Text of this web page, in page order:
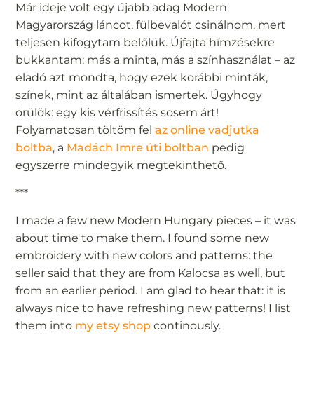
Már ideje volt egy újabb adag Modern
Magyarország láncot, fülbevalót csinálnom, mert
teljesen kifogytam belőlük. Újfajta hímzésekre
bukkantam: más a minta, más a színhasználat – az
eladó azt mondta, hogy ezek korábbi minták,
színek, mint az általában ismertek. Úgyhogy
örülök: egy kis vérfrissítés sosem árt!
Folyamatosan töltöm felaz online vadjutka
boltba, a Madách Imre úti boltban pedig
egyszerre mindegyik megtekinthető.
***
I made a few new Modern Hungary pieces – it was
about time to make them. I found some new
embroidery with new colors and patterns: the
seller said that they are from Kalocsa as well, but
from an earlier period. I am glad to hear that: it is
always nice to have refreshing new patterns! I list
them into my etsy shopcontinously.